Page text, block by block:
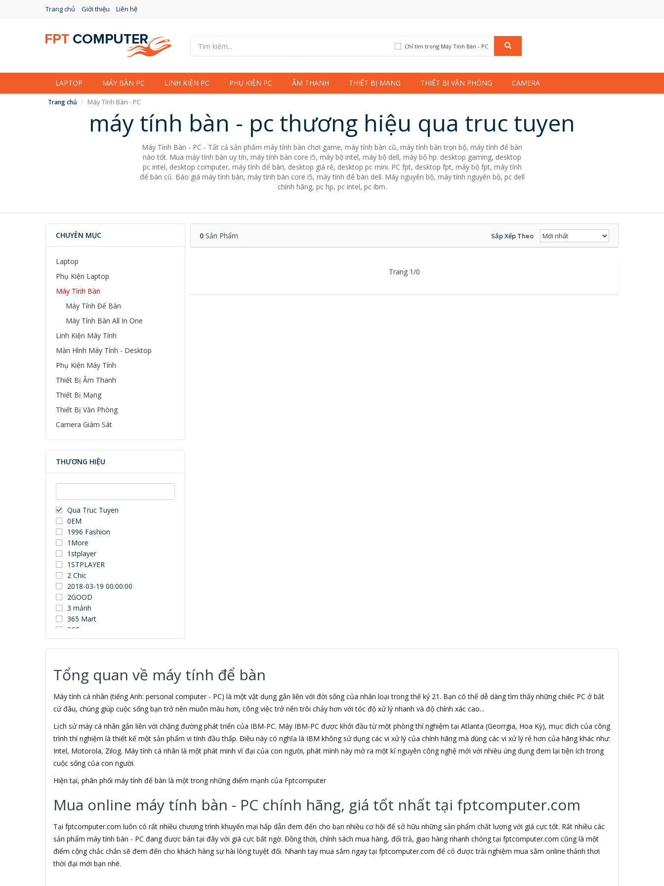
Trang chủ Giới thiệu Liên hệ
Chỉ tìm trong Máy Tính Bàn - PC
LAPTOP MÁY BÀN PC LINH KIỆN PC PHỤ KIỆN PC ÂM THANH THIẾT BỊ MẠNG THIẾT BỊ VĂN PHÒNG CAMERA
Trang chủ Máy Tính Bàn - PC
máy tính bàn - pc thương hiệu qua truc tuyen
Máy Tính Bàn - PC - Tất cả sản phẩm máy tính bàn chơi game, máy tính bàn cũ, máy tính bàn trọn bộ, máy tính để bàn
nào tốt. Mua máy tính bàn uy tín, máy tính bàn core i5, máy bộ intel, máy bộ dell, máy bộ hp. desktop gaming, desktop
pc intel, desktop computer, máy tính để bàn, desktop giá rẻ, desktop pc mini. PC fpt, desktop fpt, máy bộ fpt, máy tính
để bàn cũ. Báo giá máy tính bàn, máy tính bàn core i5, máy tính để bàn dell. Máy nguyên bộ, máy tính nguyên bộ, pc dell
chính hãng, pc hp, pc intel, pc ibm.
CHUYÊN MỤC
Laptop
Phụ Kiện Laptop
Máy Tính Bàn
Máy Tính Để Bàn
Máy Tính Bàn All In One
Linh Kiện Máy Tính
Màn Hình Máy Tính - Desktop
Phụ Kiện Máy Tính
Thiết Bị Âm Thanh
Thiết Bị Mạng
Thiết Bị Văn Phòng
Camera Giám Sát
THƯƠNG HIỆU
Qua Truc Tuyen
0EM
1996 Fashion
1More
1stplayer
1STPLAYER
2 Chic
2018-03-19 00:00:00
2GOOD
3 mảnh
365 Mart
3CE
3Dconnexion
3DUN
3M
3NOD
3OneData
4D
5ASYSTEMS
7Gift Shop
8848
A 100+
A Bonne
A Brand
A & T
Aardvark
Abel
Abo
ACASIS
Acatel
Acbel
0Sản Phẩm Sắp Xếp Theo
Trang 1/0
Tổng quan về máy tính để bàn
Máy tính cá nhân (tiếng Anh: personal computer - PC) là một vật dụng gắn liền với đời sống của nhân loại trong thế kỷ 21. Bạn có thể dễ dàng tìm thấy những chiếc PC ở bất
cứ đâu, chúng giúp cuộc sống bạn trở nên muôn màu hơn, công việc trở nên trôi chảy hơn với tóc độ xử lý nhanh và độ chính xác cao...
Lịch sử máy cá nhân gắn liền với chặng đường phát triển của IBM-PC. Máy IBM-PC được khởi đầu từ một phòng thí nghiệm tại Atlanta (Georrgia, Hoa Kỳ), mục đích của công
trình thí nghiệm là thiết kế một sản phẩm vi tính đầu thấp. Điều này có nghĩa là IBM không sử dụng các vi xử lý của chính hãng mà dùng các vi xử lý rẻ hơn của hãng khác như:
Intel, Motorola, Zilog. Máy tính cá nhân là một phát minh vĩ đại của con người, phát mình này mở ra một kỉ nguyên công nghệ mới với nhiều ứng dụng đem lại tiện ích trong
cuộc sống của con người.
Hiện tại, phân phối máy tính để bàn là một trong những điểm mạnh của Fptcomputer
Mua online máy tính bàn - PC chính hãng, giá tốt nhất tại fptcomputer.com
Tại fptcomputer.com luôn có rất nhiều chương trình khuyến mại hấp dẫn đem đến cho bạn nhiều cơ hội để sở hữu những sản phẩm chất lượng với giá cực tốt. Rất nhiều các
sản phẩm máy tính bàn - PC đang được bán tại đây với giá cực bất ngờ. Đồng thời, chính sách mua hàng, đổi trả, giao hàng nhanh chóng tại fptcomputer.com cũng là một
điểm cộng chắc chắn sẽ đem đến cho khách hàng sự hài lòng tuyệt đối. Nhanh tay mua sắm ngay tại fptcomputer.com để có được trải nghiệm mua sắm online thảnh thơi
thời đại mới bạn nhé.